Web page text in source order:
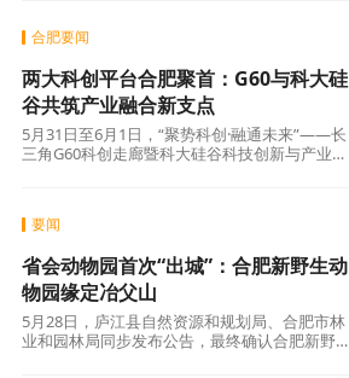
合肥要闻
两大科创平台合肥聚首：G60与科大硅
谷共筑产业融合新支点
5月31日至6月1日，“聚势科创·融通未来”——长
三角G60科创走廊暨科大硅谷科技创新与产业创
要闻
省会动物园首次“出城”：合肥新野生动
物园缘定冶父山
5月28日，庐江县自然资源和规划局、合肥市林
业和园林局同步发布公告，最终确认合肥新野生